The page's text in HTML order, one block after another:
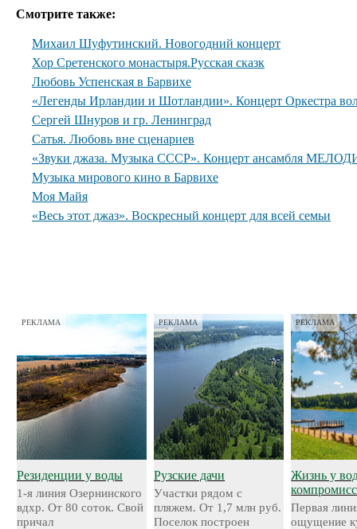
Смотрите также:
Михаил Шуфутинский. Новогодний концерт
Хор Сретенского монастыря.Русская сказк
Любовь Успенская в Барвихе
«Легенды Ирландии и Шотландии». Концерт Оркестра
Сергей Шнуров и гр. Ленинград
Сатья. Любовь вне сценариев
«Звуки джаза. Музыка СССР». Концерт ансамбля
Музыка мирового кино в Барвихе
Моя Майя
«Весь этот джаз». Воскресный концерт для всей семьи
РЕКЛАМА
Резиденции у воды
1-я линия Озернинского
вдхр. От 80 соток. Свой
причал
РЕКЛАМА
Рузские дачи
Участки рядом с
пляжем. От 1,7 млн руб.
Поселок построен
РЕКЛАМА
Жизнь у
Первая
ощущение